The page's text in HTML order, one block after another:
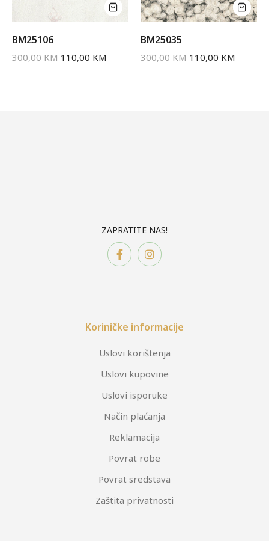
BM25106
300,00KM 110,00 KM
BM25035
300,00KM 110,00 KM
ZAPRATITE NAS!
Koriničke informacije
Uslovi korištenja
Uslovi kupovine
Uslovi isporuke
Način plaćanja
Reklamacija
Povrat robe
Povrat sredstava
Zaštita privatnosti